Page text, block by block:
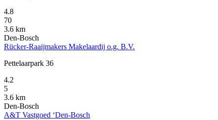
4.8
70
3.6 km
Den-Bosch
Rücker-Raaijmakers Makelaardij o.g. B.V.
Pettelaarpark 36
4.2
5
3.6 km
Den-Bosch
A&T Vastgoed ‘Den-Bosch